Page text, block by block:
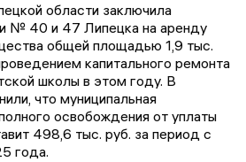
области заключила
№ 40 и 47 Липецка на аренду
общей площадью 1,9 тыс.
капитального ремонта
школы в этом году. В
что муниципальная
освобождения от уплаты
498,6 тыс. руб. за период с
года.